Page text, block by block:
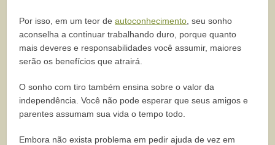
Por isso, em um teor deautoconhecimento , seu sonho
aconselha a continuar trabalhando duro, porque quanto
mais deveres e responsabilidades você assumir, maiores
serão os benefícios que atrairá.
O sonho com tiro também ensina sobre o valor da
independência. Você não pode esperar que seus amigos e
parentes assumam sua vida o tempo todo.
Embora não exista problema em pedir ajuda de vez em